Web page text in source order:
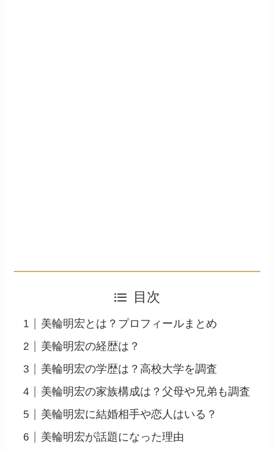
目次
美輪明宏とは？プロフィールまとめ
美輪明宏の経歴は？
美輪明宏の学歴は？高校大学を調査
美輪明宏の家族構成は？父母や兄弟も調査
美輪明宏に結婚相手や恋人はいる？
美輪明宏が話題になった理由